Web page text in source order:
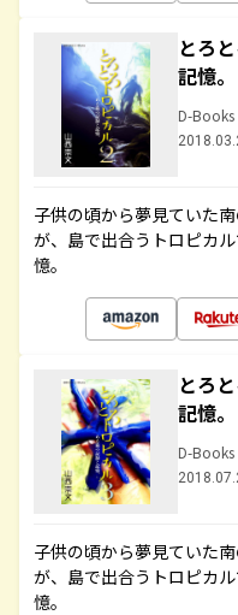
とろ
記憶
D-Books
子供の頃から夢見ていた
が、島で出合うトロピカ
憶。
とろ
記憶
D-Books
子供の頃から夢見ていた
が、島で出合うトロピカ
憶。